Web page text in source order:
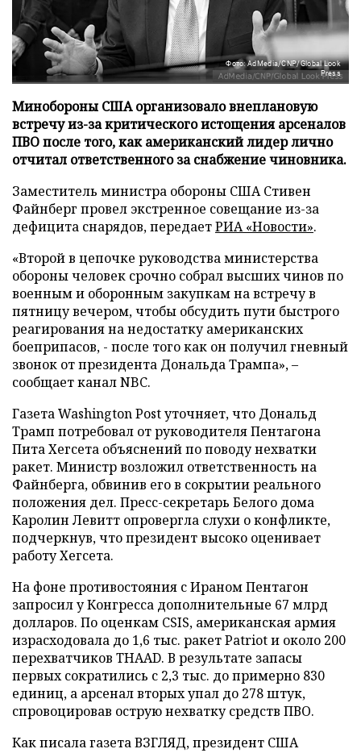
Фото: AdMedia/CNP/Global Look
Press
Минобороны США организовало внеплановую
встречу из-за критического истощения арсеналов
ПВО после того, как американский лидер лично
отчитал ответственного за снабжение чиновника.
Заместитель министра обороны США Стивен
Файнберг провел экстренное совещание из-за
дефицита снарядов, передаетРИА «Новости».
«Второй в цепочке руководства министерства
обороны человек срочно собрал высших чинов по
военным и оборонным закупкам на встречу в
пятницу вечером, чтобы обсудить пути быстрого
реагирования на недостатку американских
боеприпасов, - после того как он получил гневный
звонок от президента Дональда Трампа», –
сообщает канал NBC.
Газета Washington Post уточняет, что Дональд
Трамп потребовал от руководителя Пентагона
Пита Хегсета объяснений по поводу нехватки
ракет. Министр возложил ответственность на
Файнберга, обвинив его в сокрытии реального
положения дел. Пресс-секретарь Белого дома
Каролин Левитт опровергла слухи о конфликте,
подчеркнув, что президент высоко оценивает
работу Хегсета.
На фоне противостояния с Ираном Пентагон
запросил у Конгресса дополнительные 67 млрд
долларов. По оценкам CSIS, американская армия
израсходовала до 1,6 тыс. ракет Patriot и около 200
перехватчиков THAAD. В результате запасы
первых сократились с 2,3 тыс. до примерно 830
единиц, а арсенал вторых упал до 278 штук,
спровоцировав острую нехватку средств ПВО.
Как писала газета ВЗГЛЯД, президент США